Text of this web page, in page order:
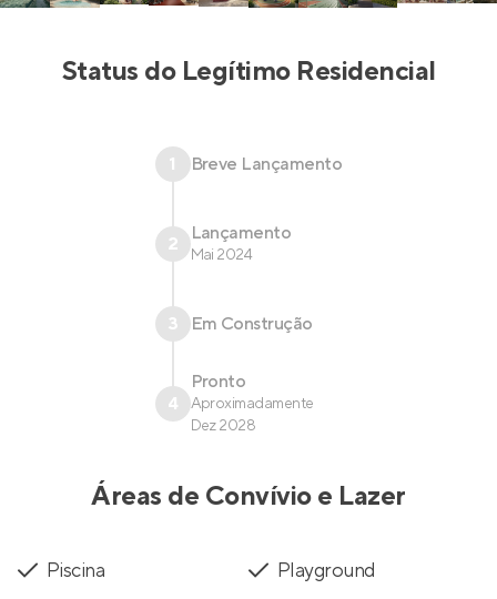
Status do Legítimo Residencial
1 Breve Lançamento
2 Lançamento
Mai 2024
3 Em Construção
4
Pronto
Aproximadamente
Dez 2028
Áreas de Convívio e Lazer
Piscina
Playground